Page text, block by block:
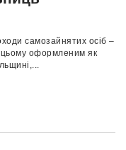
самозайнятих осіб –
цьому оформленим як